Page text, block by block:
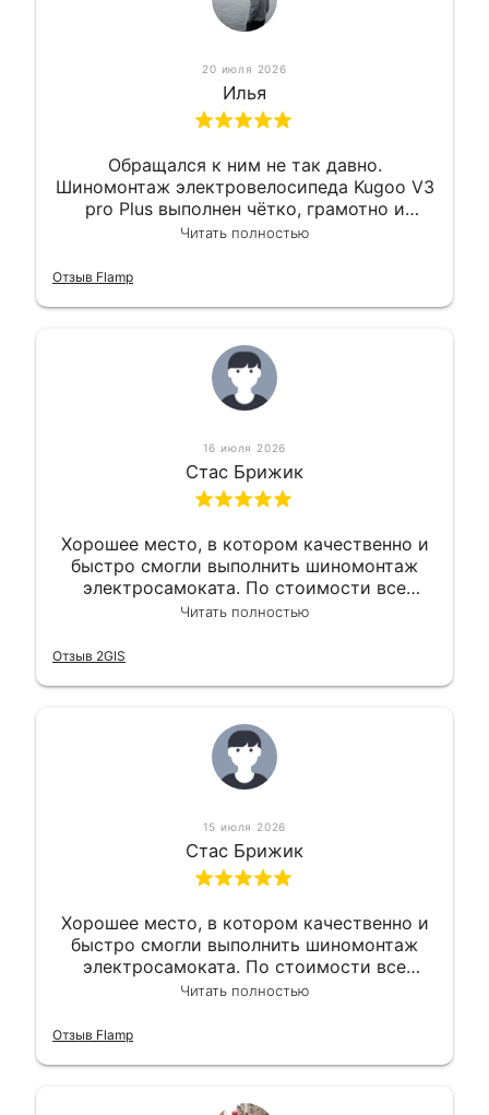
20 июля 2026
Илья
Обращался к ним не так давно.
Шиномонтаж электровелосипеда Kugoo V3
pro Plus выполнен чётко, грамотно и
квалифицированно. Всё сделано
Читать полностью
Отзыв Flamp
16 июля 2026
Стас Брижик
Хорошее место, в котором качественно и
быстро смогли выполнить шиномонтаж
электросамоката. По стоимости все
вышло вообще приемлемо хочу сказать.
Читать полностью
Отзыв 2GIS
15 июля 2026
Стас Брижик
Хорошее место, в котором качественно и
быстро смогли выполнить шиномонтаж
электросамоката. По стоимости все
вышло вообще приемлемо хочу сказать.
Читать полностью
Отзыв Flamp